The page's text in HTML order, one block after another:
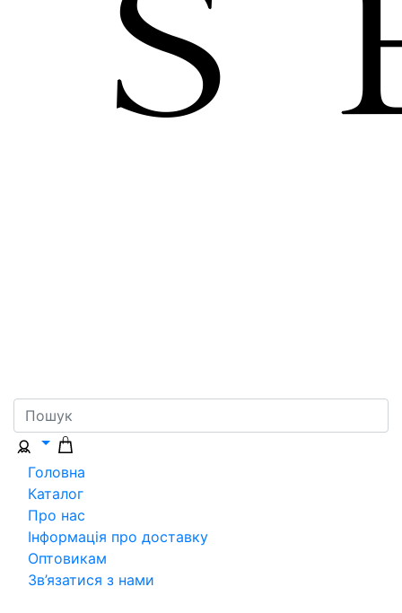
Головна
Каталог
Про нас
Інформація про доставку
Оптовикам
Зв’язатися з нами